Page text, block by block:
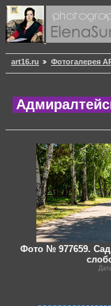
art16.ru Фотогалерея
Фото № 977659.